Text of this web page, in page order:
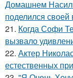
Домашнем
поделился своей
21. Когда Софи
вызвало
22. Актер
естественных